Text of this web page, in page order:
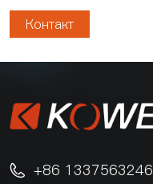
Контакт
 +86